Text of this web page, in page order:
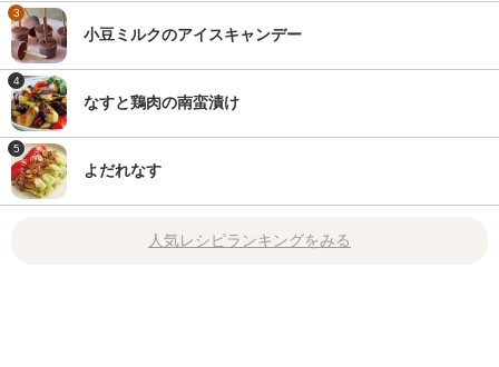
3
小豆ミルクのアイスキャンデー
4
なすと鶏肉の南蛮漬け
5
よだれなす
人気レシピランキングをみる